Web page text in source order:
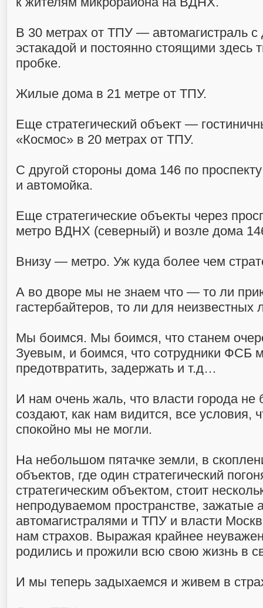
В 30 метрах от ТПУ — автомагистраль с
эстакадой и постоянно стоящими
пробке.
Жилые дома в 21 метре от ТПУ.
Еще стратегический объект —
«Космос» в 20 метрах от ТПУ.
С другой стороны дома 146 по
и автомойка.
Еще стратегические объекты через
метро ВДНХ (северный) и возле дома
Внизу — метро. Уж куда более чем
А во дворе мы не знаем что — то ли
гастербайтеров, то ли для неизвестных
Мы боимся. Мы боимся, что станем
Зуевым, и боимся, что сотрудники ФСБ
предотвратить, задержать и т.д…
И нам очень жаль, что власти города не
создают, как нам видится, все условия,
спокойно мы не могли.
На небольшом пятачке земли, в
объектов, где один стратегический
стратегическим объектом, стоит
непродуваемом пространстве, зажатые
автомагистралями и ТПУ и власти
нам страхов. Выражая крайнее
родились и прожили всю свою жизнь в
И мы теперь задыхаемся и живем в